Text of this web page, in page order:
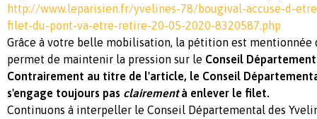
http://www.leparisien.fr/yvelines-78/bougival-accuse-d-
filet-du-pont-va-etre-retire-20-05-2020-8320587.php
Grâce à votre belle mobilisation, la pétition est mentionnée
permet de maintenir la pression sur le Conseil
Contrairement au titre de l'article, le Conseil
s'engage toujours pas clairementà enlever le filet.
Continuons à interpeller le Conseil Départemental des